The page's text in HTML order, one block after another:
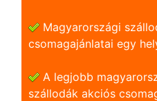
Magyarországi
csomagajánlatai egy
A legjobb
szállodák akciós